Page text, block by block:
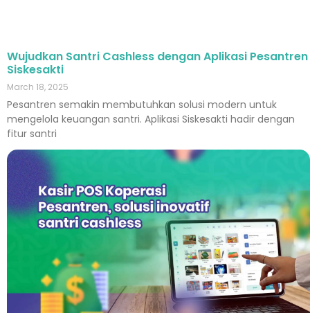
Wujudkan Santri Cashless dengan Aplikasi Pesantren
Siskesakti
March 18, 2025
Pesantren semakin membutuhkan solusi modern untuk
mengelola keuangan santri. Aplikasi Siskesakti hadir dengan
fitur santri